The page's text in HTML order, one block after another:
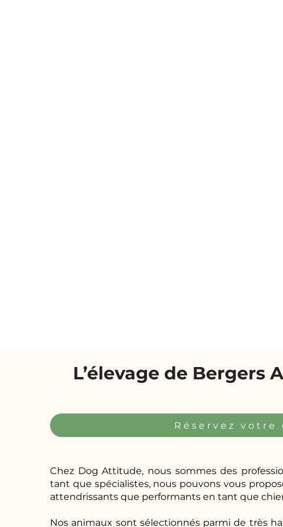
L’élevage de Bergers
Réservez votre
Chez Dog Attitude, nous sommes des
tant que spécialistes, nous pouvons vous
attendrissants que performants en tant que
Nos animaux sont sélectionnés parmi de très